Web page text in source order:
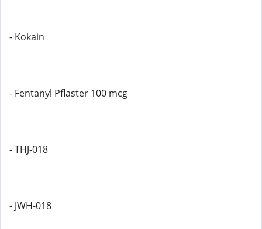
- Kokain
- Fentanyl Pflaster 100 mcg
- THJ-018
- JWH-018